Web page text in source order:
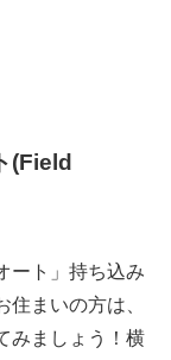
(Field
ート」持ち込み
まいの方は、
みましょう！横